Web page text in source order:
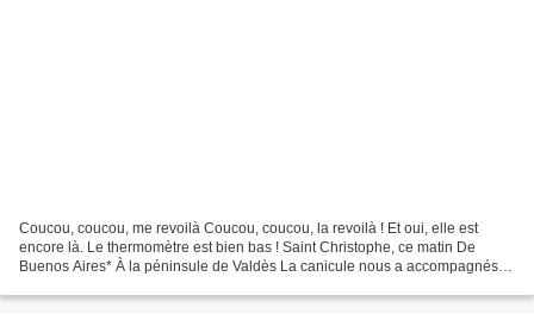
Coucou, coucou, me revoilà Coucou, coucou, la revoilà ! Et oui, elle est
encore là. Le thermomètre est bien bas ! Saint Christophe, ce matin De
Buenos Aires* À la péninsule de Valdès La canicule nous a accompagnés.